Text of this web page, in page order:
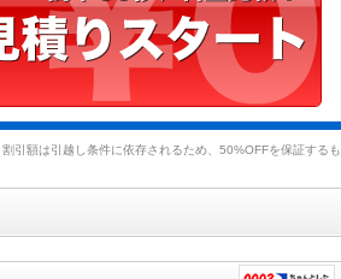
引額は引越し条件に依存されるため、50%OFFを保証するも